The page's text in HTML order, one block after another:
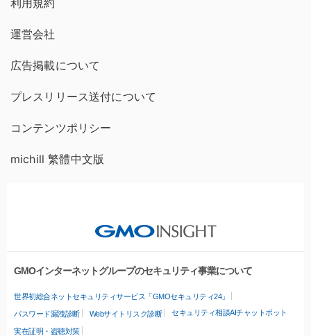
運営会社
広告掲載について
プレスリリース送付について
コンテンツポリシー
michill 繁體中文版
GMOインターネットグループのセキュリティ事業について
世界初総合ネットセキュリティサービス「GMOセキュリティ24」
パスワード漏洩診断 Webサイトリスク診断 セキュリティ相談AIチャットボット
実在証明・盗聴対策